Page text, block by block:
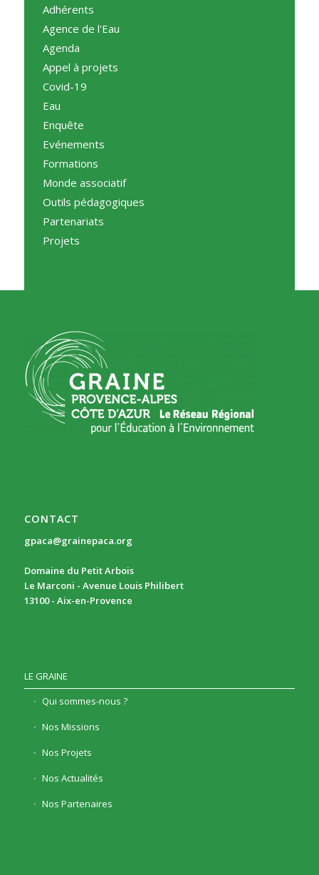
Adhérents
Agence de l'Eau
Agenda
Appel à projets
Covid-19
Eau
Enquête
Evénements
Formations
Monde associatif
Outils pédagogiques
Partenariats
Projets
CONTACT
gpaca@grainepaca.org
Domaine du Petit Arbois
Le Marconi - Avenue Louis Philibert
13100 - Aix-en-Provence
LE GRAINE
Qui sommes-nous ?
Nos Missions
Nos Projets
Nos Actualités
Nos Partenaires